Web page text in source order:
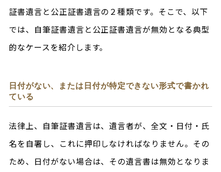
証書遺言と公正証書遺言の２種類です。そこで、以下
では、自筆証書遺言と公正証書遺言が無効となる典型
的なケースを紹介します。
日付がない、または日付が特定できない形式で書かれ
ている
法律上、自筆証書遺言は、遺言者が、全文・日付・氏
名を自署し、これに押印しなければなりません。その
ため、日付がない場合は、その遺言書は無効となりま